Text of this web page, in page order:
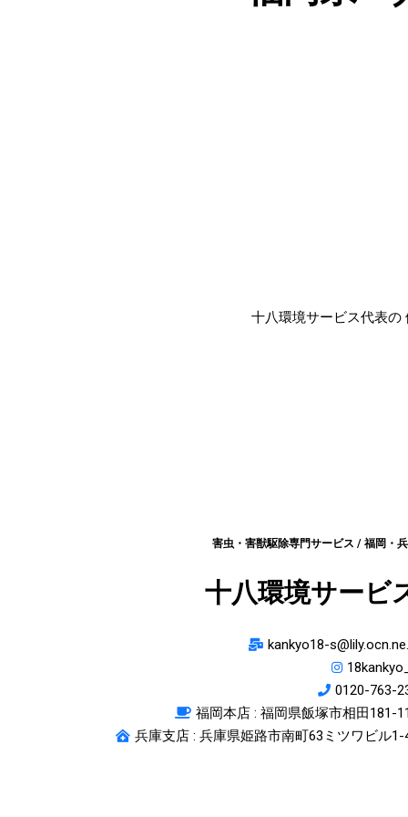
十八環境サービス代表の
害虫・害獣駆除専門サービス / 福岡・
十八環境サービ
kankyo18-
0120-763-
福岡本店 : 福岡県飯塚市相田181-
兵庫支店 : 兵庫県姫路市南町63ミツワビル1-